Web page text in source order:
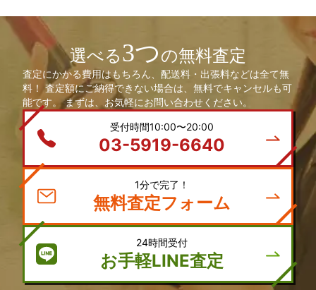
選べる3つの無料査定
査定にかかる費用はもちろん、配送料・出張料などは全て無
料！ 査定額にご納得できない場合は、無料でキャンセルも可
能です。 まずは、お気軽にお問い合わせください。
受付時間10:00〜20:00
03-5919-6640
1分で完了！
無料査定フォーム
24時間受付
お手軽LINE査定